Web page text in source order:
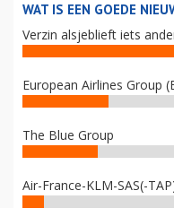
WAT IS EEN GOEDE
Verzin alsjeblieft iets
European Airlines Group
The Blue Group
Air-France-KLM-SAS(-